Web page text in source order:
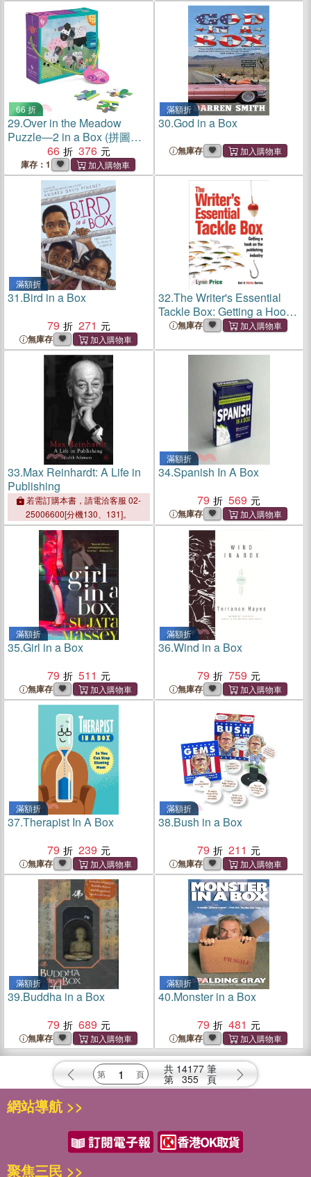
66 折
29.Over in the Meadow
Puzzle―2 in a Box (拼圖兩
66 376
庫存：1
滿額折
30.God in a Box
無庫存
滿額折
31.Bird in a Box
79
271
無庫存
32.The Writer's Essential
Tackle Box: Getting a Hook
on the Publishing Industry
無庫存
33.Max Reinhardt: A Life in
Publishing
若需訂購本書，請電洽客服 02-
25006600[分機130、131]。
滿額折
34.Spanish In A Box
79
569
無庫存
滿額折
35.Girl in a Box
79
511
無庫存
滿額折
36.Wind in a Box
79
759
無庫存
滿額折
37.Therapist In A Box
79
239
無庫存
滿額折
38.Bush in a Box
79
211
無庫存
滿額折
39.Buddha in a Box
79
689
無庫存
滿額折
40.Monster in a Box
79
481
無庫存
共 14177 筆
第 355 頁
網站導航 >>
聚焦三民 >>